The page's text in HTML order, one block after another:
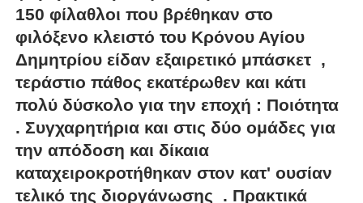
150 φίλαθλοι που βρέθηκαν στο
φιλόξενο κλειστό του Κρόνου Αγίου
Δημητρίου είδαν εξαιρετικό μπάσκετ ,
τεράστιο πάθος εκατέρωθεν και κάτι
πολύ δύσκολο για την εποχή : Ποιότητα
. Συγχαρητήρια και στις δύο ομάδες για
την απόδοση και δίκαια
καταχειροκροτήθηκαν στον κατ' ουσίαν
τελικό της διοργάνωσης . Πρακτικά